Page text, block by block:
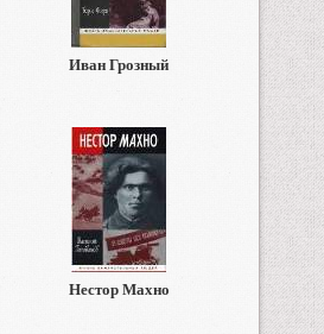
Иван Грозный
Нестор Махно